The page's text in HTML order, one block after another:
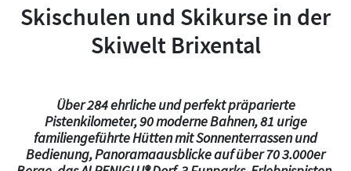
Skischulen und Skikurse in der
Skiwelt Brixental
Über 284 ehrliche und perfekt präparierte
Pistenkilometer, 90 moderne Bahnen, 81 urige
familiengeführte Hütten mit Sonnenterrassen und
Bedienung, Panoramaausblicke auf über 70 3.000er